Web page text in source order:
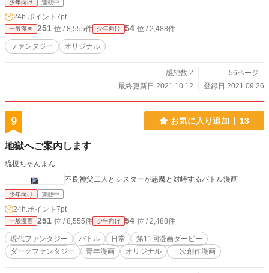
少年向け 連載中
24h.ポイント 7pt
一般漫画 251 位 / 8,555件 少年向け 54 位 / 2,488件
ファンタジー オリジナル
感想数 2
56ページ
最終更新日 2021.10.12
登録日 2021.09.26
9 お気に入り追加 13
地獄へご案内します
琉榎ちゃんまん
不良神父二人とシスターが悪魔と対峙するバトル漫画
少年向け 連載中
24h.ポイント 7pt
一般漫画 251 位 / 8,555件 少年向け 54 位 / 2,488件
現代ファンタジー バトル 日常
第11回漫画ダービー
ダークファンタジー
青年漫画 オリジナル 一次創作漫画